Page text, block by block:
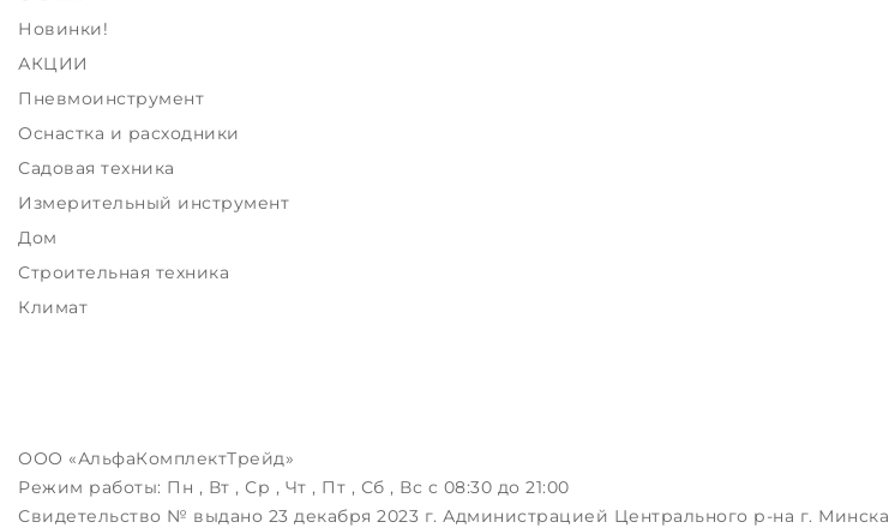
Новинки!
АКЦИИ
Пневмоинструмент
Оснастка и расходники
Садовая техника
Измерительный инструмент
Дом
Строительная техника
Климат
ООО «АльфаКомплектТрейд»
Режим работы: Пн , Вт , Ср , Чт , Пт , Сб , Вс c 08:30 до 21:00
Свидетельство № выдано 23 декабря 2023 г. Администрацией Центрального р-на г. Минска